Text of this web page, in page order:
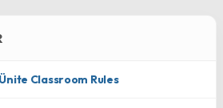
Classroom Rules